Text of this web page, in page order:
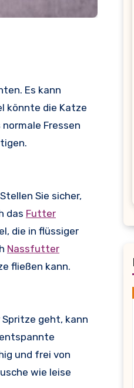
Es kann
könnte die Katze
Fressen
Sie sicher,
das Futter
die in flüssiger
Nassfutter
fließen kann.
geht, kann
und frei von
wie leise